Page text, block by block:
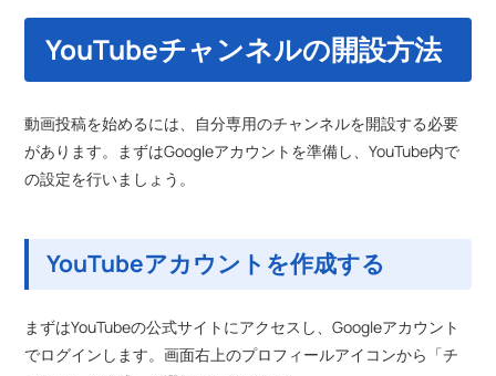
YouTubeチャンネルの開設方法
動画投稿を始めるには、自分専用のチャンネルを開設する必要
があります。まずはGoogleアカウントを準備し、YouTube内で
の設定を行いましょう。
YouTubeアカウントを作成する
まずはYouTubeの公式サイトにアクセスし、Googleアカウント
でログインします。画面右上のプロフィールアイコンから「チ